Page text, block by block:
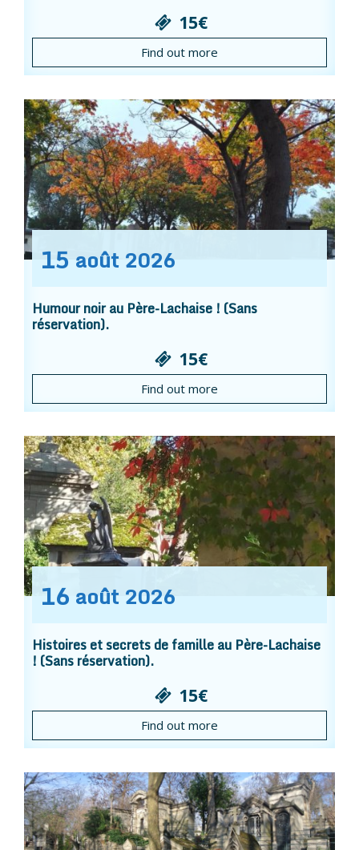
15€
Find out more
15 août 2026
Humour noir au Père-Lachaise ! (Sans
réservation).
15€
Find out more
16 août 2026
Histoires et secrets de famille au Père-Lachaise
! (Sans réservation).
15€
Find out more